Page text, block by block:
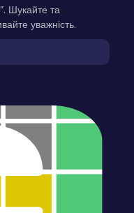
Шукайте та
уважність.